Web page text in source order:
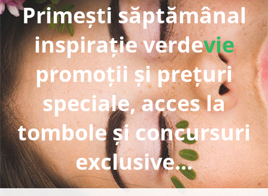
Primești săptămânal
inspirație verdevie
promoții și prețuri
speciale, acces la
tombole și concursuri
exclusive...